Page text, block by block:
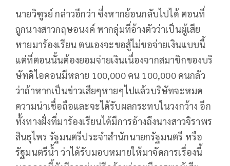
นายวิฑูรย์ กล่าวอีกว่า ซึ่งหากย้อนกลับไปได้ ตอนที่
ถูกนางสาวกฤษอนงค์ พากลุ่มที่อ้างตัวว่าเป็นผู้เสีย
หายมาร้องเรียน ตนเองจะขอสู้ไม่ขอจ่ายเงินแบบนี้
แต่ที่ตอนนั้นต้องยอมจ่ายเงินเนื่องจากสมาชิกของบริ
ษัทดิไอคอนมีหลาย 100,000 คน 100,000 คนกลัว
ว่าถ้าหากเป็นข่าวเสียๆหายๆไปแล้วบริษัทจะหมด
ความน่าเชื่อถือและจะได้รับผลกระทบในวงกว้าง อีก
ทั้งทางฝั่งที่มาร้องเรียนได้มีการอ้างถึงนางสาวจิราพร
สินธุไพร รัฐมนตรีประจำสำนักนายกรัฐมนตรี หรือ
รัฐมนตรีน้ำ ว่าได้รับมอบหมายให้มาจัดการเรื่องนี้